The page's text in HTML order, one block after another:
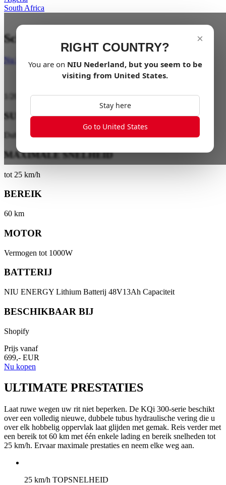
South Africa
×
RIGHT COUNTRY?
You are on NIU Nederland, but you seem to be
visiting from United States.
Stay here
Go to United States
Schort je grenzen op
Nu kopen
SUSPENSIE
Dubbele Tubus Voorvering
MAXIMALE SNELHEID
tot 25 km/h
BEREIK
60 km
MOTOR
Vermogen tot 1000W
BATTERIJ
NIU ENERGY Lithium Batterij 48V13Ah Capaciteit
BESCHIKBAAR BIJ
Shopify
Prijs vanaf
699,- EUR
Nu kopen
ULTIMATE PRESTATIES
Laat ruwe wegen uw rit niet beperken. De KQi 300-serie beschikt
over een volledig nieuwe, dubbele tubus hydraulische vering die u
over elk hobbelig oppervlak laat glijden met gemak. Reis verder met
een bereik tot 60 km met één enkele lading en bereik snelheden tot
25 km/h. Ervaar maximale prestaties en neem elke weg aan.
25 km/h TOPSNELHEID